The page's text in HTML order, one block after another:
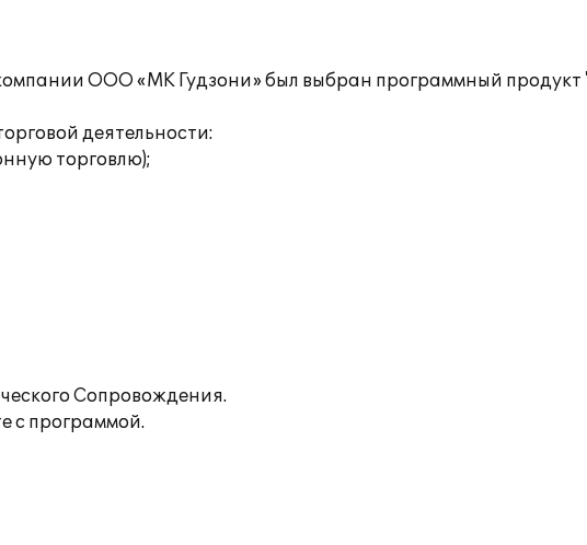
ООО «МК Гудзони» был выбран программный продукт
деятельности:
торговлю);
Сопровождения.
с программой.